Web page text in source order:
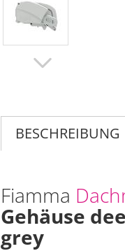
BESCHREIBUNG
Fiamma
Gehäuse
grey